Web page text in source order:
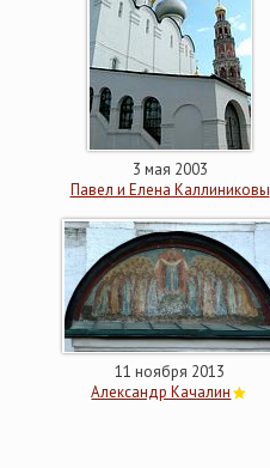
3 мая 2003
Павел и Елена Каллиниковы
11 ноября 2013
Александр Качалин